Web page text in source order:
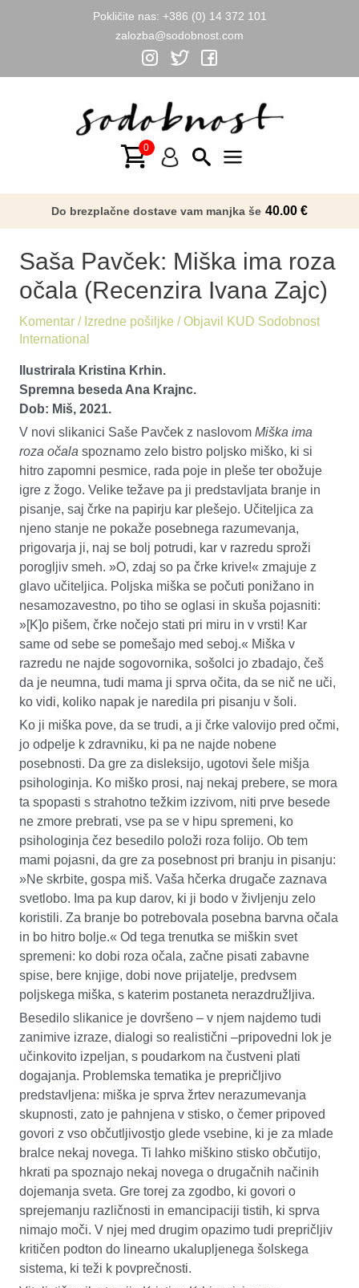
Pokličite nas: +386 (0) 14 372 101
zalozba@sodobnost.com
Menu
Do brezplačne dostave vam manjka še 40.00 €
Saša Pavček: Miška ima roza
očala (Recenzira Ivana Zajc)
Komentar / Izredne pošiljke / Objavil
KUD Sodobnost
International
Ilustrirala Kristina Krhin.
Spremna beseda Ana Krajnc.
Dob: Miš, 2021.
V novi slikanici Saše Pavček z naslovom Miška ima
roza očala spoznamo zelo bistro poljsko miško, ki si
hitro zapomni pesmice, rada poje in pleše ter obožuje
igre z žogo. Velike težave pa ji predstavljata branje in
pisanje, saj črke na papirju kar plešejo. Učiteljica za
njeno stanje ne pokaže posebnega razumevanja,
prigovarja ji, naj se bolj potrudi, kar v razredu sproži
porogljiv smeh. »O, zdaj so pa črke krive!« zmajuje z
glavo učiteljica. Poljska miška se počuti ponižano in
nesamozavestno, po tiho se oglasi in skuša pojasniti:
»[K]o pišem, črke nočejo stati pri miru in v vrsti! Kar
same od sebe se pomešajo med seboj.« Miška v
razredu ne najde sogovornika, sošolci jo zbadajo, češ
da je neumna, tudi mama ji sprva očita, da se nič ne uči,
ko vidi, koliko napak je naredila pri pisanju v šoli.
Ko ji miška pove, da se trudi, a ji črke valovijo pred očmi,
jo odpelje k zdravniku, ki pa ne najde nobene
posebnosti. Da gre za disleksijo, ugotovi šele mišja
psihologinja. Ko miško prosi, naj nekaj prebere, se mora
ta spopasti s strahotno težkim izzivom, niti prve besede
ne zmore prebrati, vse pa se v hipu spremeni, ko
psihologinja čez besedilo položi roza folijo. Ob tem
mami pojasni, da gre za posebnost pri branju in pisanju:
»Ne skrbite, gospa miš. Vaša hčerka drugače zaznava
svetlobo. Ima pa kup darov, ki ji bodo v življenju zelo
koristili. Za branje bo potrebovala posebna barvna očala
in bo hitro bolje.« Od tega trenutka se miškin svet
spremeni: ko dobi roza očala, začne pisati zabavne
spise, bere knjige, dobi nove prijatelje, predvsem
poljskega miška, s katerim postaneta nerazdružljiva.
Besedilo slikanice je dovršeno – v njem najdemo tudi
zanimive izraze, dialogi so realistični –pripovedni lok je
učinkovito izpeljan, s poudarkom na čustveni plati
dogajanja. Problemska tematika je prepričljivo
predstavljena: miška je sprva žrtev nerazumevanja
skupnosti, zato je pahnjena v stisko, o čemer pripoved
govori z vso občutljivostjo glede vsebine, ki je za mlade
bralce nekaj novega. Ti lahko miškino stisko občutijo,
hkrati pa spoznajo nekaj novega o drugačnih načinih
dojemanja sveta. Gre torej za zgodbo, ki govori o
sprejemanju različnosti in emancipaciji tistih, ki sprva
nimajo moči. V njej med drugim opazimo tudi prepričljiv
kritičen podton do linearno ukalupljenega šolskega
sistema, ki teži k povprečnosti.